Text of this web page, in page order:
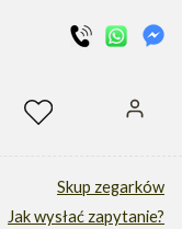
koszyku: 0. Zobacz
Skup zegarków
Jak wysłać zapytanie?